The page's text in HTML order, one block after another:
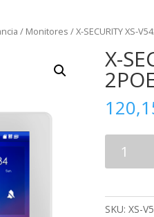
/ Monitores / X-SECURITY XS-
X-
SECURITY
2POE
SKU:XS-